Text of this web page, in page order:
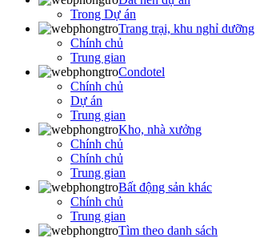
Trong Dự án
Trang trại, khu nghỉ dưỡng
Chính chủ
Trung gian
Condotel
Chính chủ
Dự án
Trung gian
Kho, nhà xưởng
Chính chủ
Chính chủ
Trung gian
Bất động sản khác
Chính chủ
Trung gian
Tìm theo danh sách